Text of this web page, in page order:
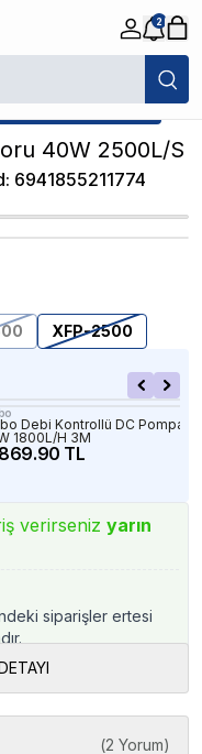
2
XFP-2500 Sump Motoru 40W
yetkili satıcısıdır.
40W 2500L/S
: 6941855211774
XFP-2500
Debi Kontrollü DC Pompa
1800L/H 3M
TL
verirseniz yarın
siparişler ertesi
(2 Yorum)